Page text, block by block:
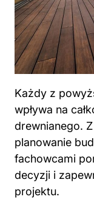
Każdy z
wpływa na
drewnianego.
planowanie
fachowcami
decyzji i
projektu.